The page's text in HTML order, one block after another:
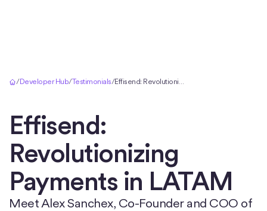
/Developer Hub/Testimonials/ Effisend: Revolutionizing Payments in LATAM
Effisend:
Revolutionizing
Payments in LATAM
Meet Alex Sanchex, Co-Founder and COO of